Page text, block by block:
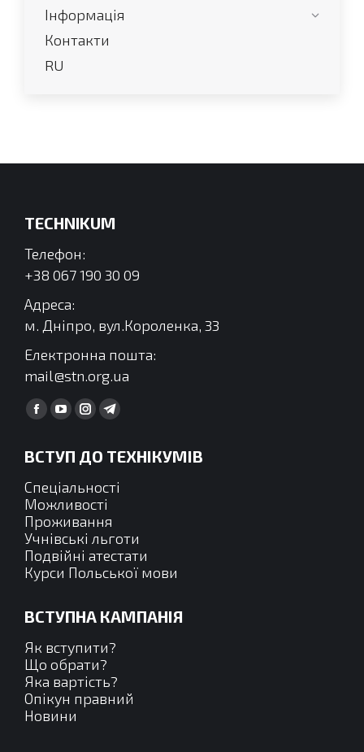
Інформація
Контакти
RU
TECHNIKUM
Телефон:
+38 067 190 30 09
Адреса:
м. Дніпро, вул.Короленка, 33
Електронна пошта:
mail@stn.org.ua
Find us on:
Facebook
відкривається
у
новому
вікні
YouTube
відкривається
у
новому
вікні
Instagram
відкривається
у
новому
вікні
Telegram
відкривається
у
вікні
ВСТУП ДО ТЕХНІКУМІВ
Спеціальності
Можливості
Проживання
Учнівські льготи
Подвійні атестати
Курси Польської мови
ВСТУПНА КАМПАНІЯ
Як вступити?
Що обрати?
Яка вартість?
Опікун правний
Новини